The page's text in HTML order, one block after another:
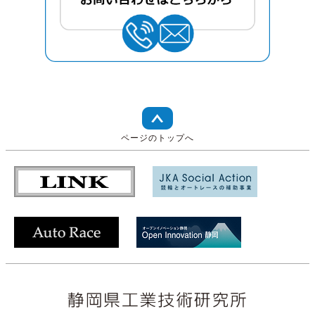
ページのトップへ